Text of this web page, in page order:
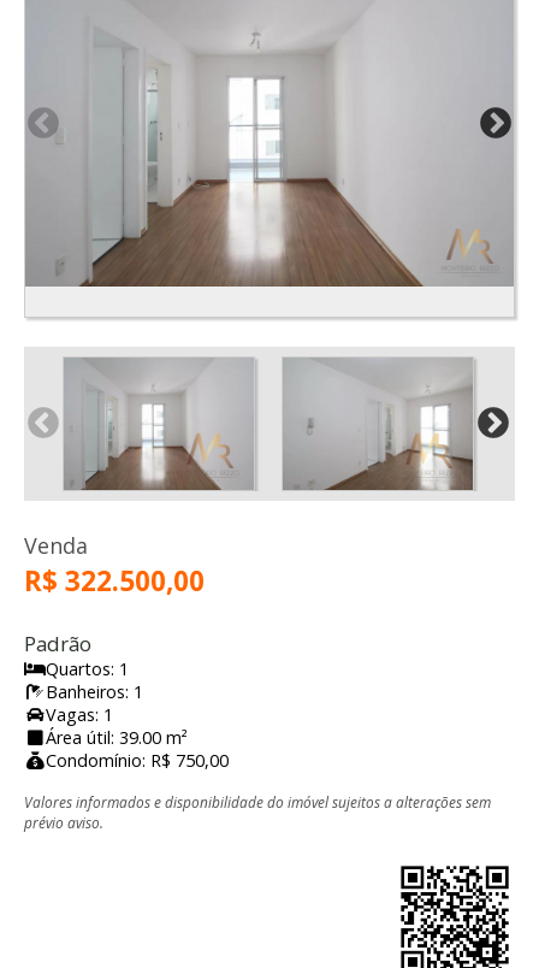
Venda
R$ 322.500,00
Padrão
Quartos: 1
Banheiros: 1
Vagas: 1
Área útil: 39.00 m²
Condomínio: R$ 750,00
Valores informados e disponibilidade do imóvel sujeitos a alterações sem
prévio aviso.